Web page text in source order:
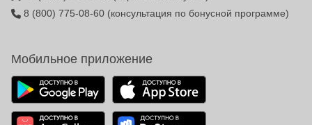
8 (800) 775-08-60 (консультация по бонусной программе)
Мобильное приложение